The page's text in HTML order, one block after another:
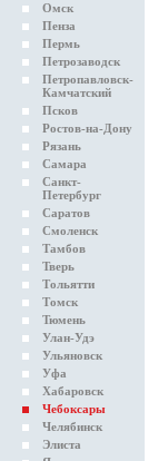
Омск
Пенза
Пермь
Петрозаводск
Петропавловск-
Камчатский
Псков
Ростов-на-Дону
Рязань
Самара
Санкт-
Петербург
Саратов
Смоленск
Тамбов
Тверь
Тольятти
Томск
Тюмень
Улан-Удэ
Ульяновск
Уфа
Хабаровск
Чебоксары
Челябинск
Элиста